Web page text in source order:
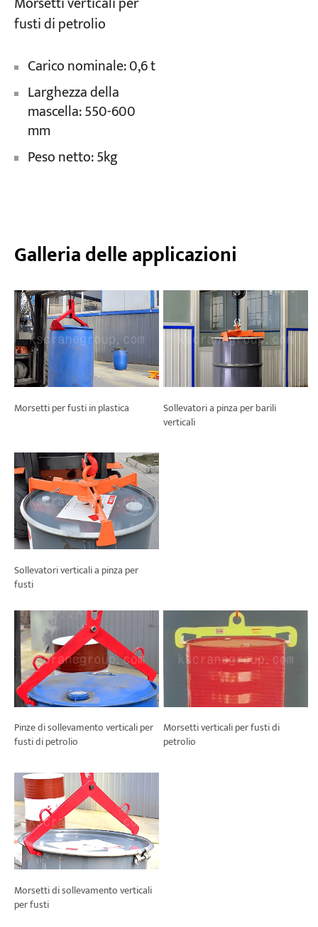
fusti di petrolio
Carico nominale: 0,6 t
Larghezza della
mascella: 550-600
mm
Peso netto: 5kg
Galleria delle applicazioni
Morsetti per fusti in plastica
Sollevatori a pinza per barili
verticali
Sollevatori verticali a pinza per
fusti
Pinze di sollevamento verticali per
fusti di petrolio
Morsetti verticali per fusti di
petrolio
Morsetti di sollevamento verticali
per fusti